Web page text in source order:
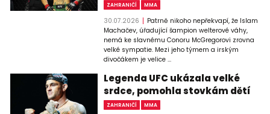
ZAHRANIČÍ MMA
30.07.2026
Patrně nikoho nepřekvapí, že Islam
Machačev, úřadující šampion welterové váhy,
nemá ke slavnému Conoru McGregorovi zrovna
velké sympatie. Mezi jeho týmem a irským
divočákem je velice ...
Legenda UFC ukázala velké
srdce, pomohla stovkám dětí
ZAHRANIČÍ MMA